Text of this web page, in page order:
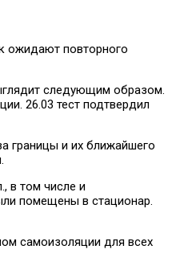
ожидают повторного
следующим образом.
26.03 тест подтвердил
границы и их ближайшего
в том числе и
помещены в стационар.
самоизоляции для всех